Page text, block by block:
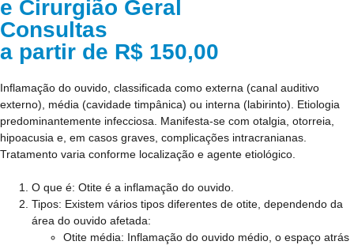
e Cirurgião Geral
Consultas
a partir de R$ 150,00
Inflamação do ouvido, classificada como externa (canal auditivo
externo), média (cavidade timpânica) ou interna (labirinto). Etiologia
predominantemente infecciosa. Manifesta-se com otalgia, otorreia,
hipoacusia e, em casos graves, complicações intracranianas.
Tratamento varia conforme localização e agente etiológico.
O que é: Otite é a inflamação do ouvido.
Tipos: Existem vários tipos diferentes de otite, dependendo da
área do ouvido afetada:
Otite média: Inflamação do ouvido médio, o espaço atrás